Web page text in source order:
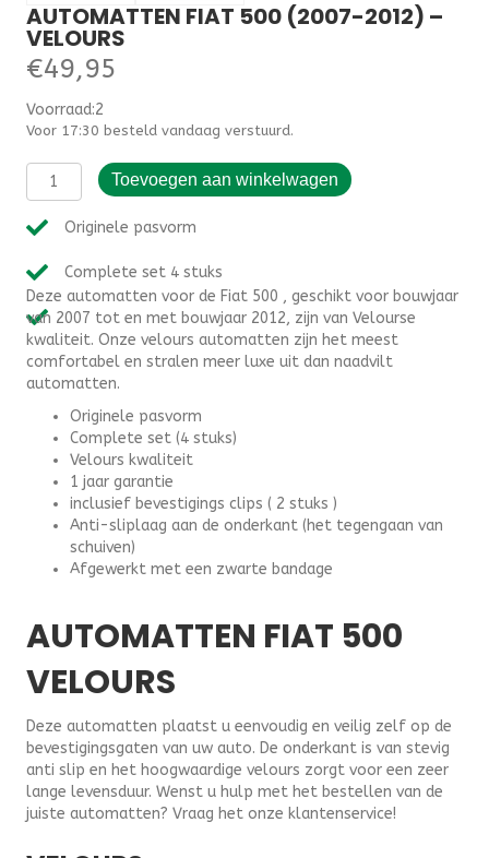
AUTOMATTEN FIAT 500 (2007-2012) –
VELOURS
€49,95
Voorraad:2
Voor 17:30 besteld vandaag verstuurd.
Automatten
Fiat
500
(2007-
-
Velours
aantal
Toevoegen aan winkelwagen
Originele pasvorm
Complete set 4 stuks
Deze automatten voor de Fiat 500 , geschikt voor bouwjaar
van 2007 tot en met bouwjaar 2012, zijn van Velourse
kwaliteit. Onze velours automatten zijn het meest
comfortabel en stralen meer luxe uit dan naadvilt
automatten.
Originele pasvorm
Complete set (4 stuks)
Velours kwaliteit
1 jaar garantie
inclusief bevestigings clips ( 2 stuks )
Anti-sliplaag aan de onderkant (het tegengaan van
schuiven)
Afgewerkt met een zwarte bandage
AUTOMATTEN FIAT 500
VELOURS
Deze automatten plaatst u eenvoudig en veilig zelf op de
bevestigingsgaten van uw auto. De onderkant is van stevig
anti slip en het hoogwaardige velours zorgt voor een zeer
lange levensduur. Wenst u hulp met het bestellen van de
juiste automatten? Vraag het onze klantenservice!